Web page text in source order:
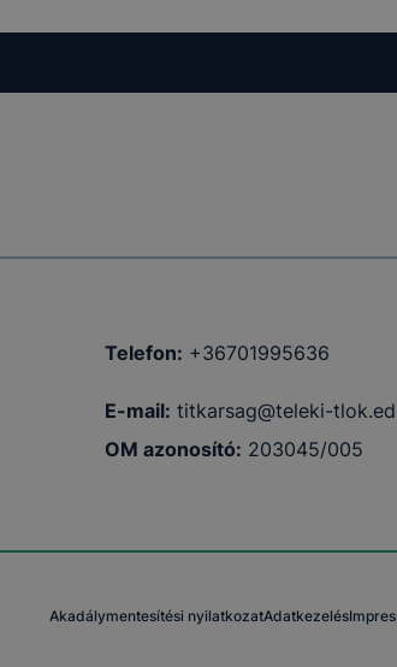
Telefon: +36701995636
E-mail: titkarsag@teleki-
OM azonosító: 203045/005
Akadálymentesítési nyilatkozatAdatkezelés